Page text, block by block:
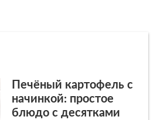
Печёный картофель с
начинкой: простое
блюдо с десятками